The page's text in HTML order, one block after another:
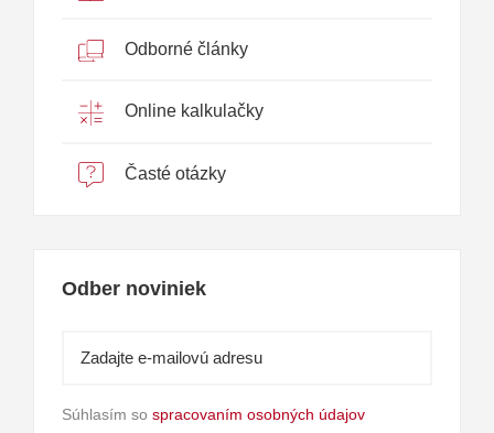
Odborné články
Online kalkulačky
Časté otázky
Odber noviniek
Súhlasím so spracovaním osobných údajov